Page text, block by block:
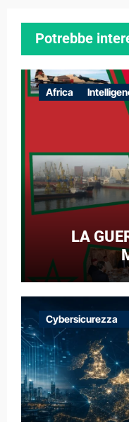
Potrebbe
Africa
LA
Cybersicurezza